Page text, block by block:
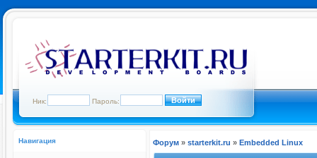
Ник: Пароль:
Навигация Форум » starterkit.ru » Embedded Linux